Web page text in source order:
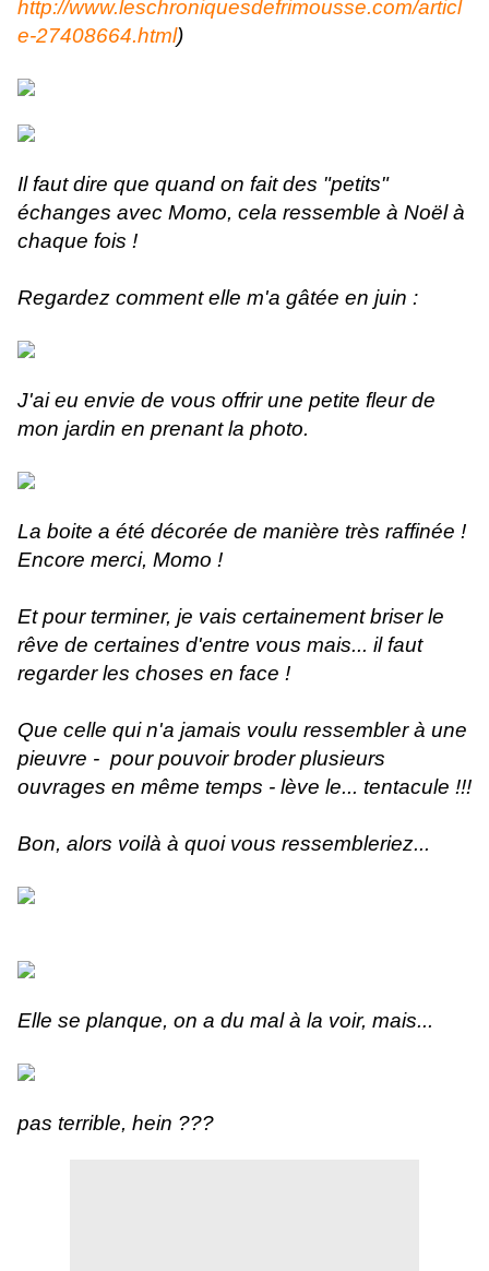
http://www.leschroniquesdefrimousse.com/articl
e-27408664.html)
Il faut dire que quand on fait des "petits"
échanges avec Momo, cela ressemble à Noël à
chaque fois !
Regardez comment elle m'a gâtée en juin :
J'ai eu envie de vous offrir une petite fleur de
mon jardin en prenant la photo.
La boite a été décorée de manière très raffinée !
Encore merci, Momo !
Et pour terminer, je vais certainement briser le
rêve de certaines d'entre vous mais... il faut
regarder les choses en face !
Que celle qui n'a jamais voulu ressembler à une
pieuvre - pour pouvoir broder plusieurs
ouvrages en même temps - lève le... tentacule !!!
Bon, alors voilà à quoi vous ressembleriez...
Elle se planque, on a du mal à la voir, mais...
pas terrible, hein ???